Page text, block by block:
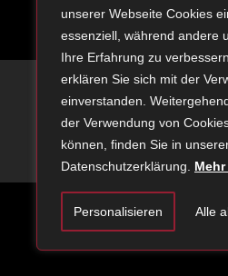
unserer Webseite Cookies
essenziell, während andere
Ihre Erfahrung zu
erklären Sie sich mit der
einverstanden.
der Verwendung von
können, finden Sie in
Datenschutzerklärung.
Personalisieren Alle